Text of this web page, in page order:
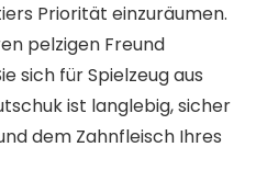
Priorität einzuräumen.
pelzigen Freund
sich für Spielzeug aus
ist langlebig, sicher
dem Zahnfleisch Ihres